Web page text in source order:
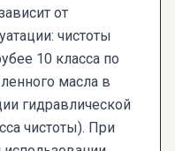
от
чистоты
10 класса по
масла в
гидравлической
чистоты). При